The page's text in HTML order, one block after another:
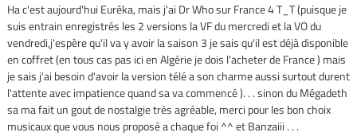
Ha c'est aujourd'hui Eurêka, mais j'ai Dr Who sur France 4 T_T (puisque je
suis entrain enregistrés les 2 versions la VF du mercredi et la VO du
vendredi,j'espère qu'il va y avoir la saison 3 je sais qu'il est déjà disponible
en coffret (en tous cas pas ici en Algérie je dois l'acheter de France ) mais
je sais j'ai besoin d'avoir la version télé a son charme aussi surtout durent
l'attente avec impatience quand sa va commencé ). . . sinon du Mégadeth
sa ma fait un gout de nostalgie très agréable, merci pour les bon choix
musicaux que vous nous proposé a chaque foi ^^ et Banzaiii . . .